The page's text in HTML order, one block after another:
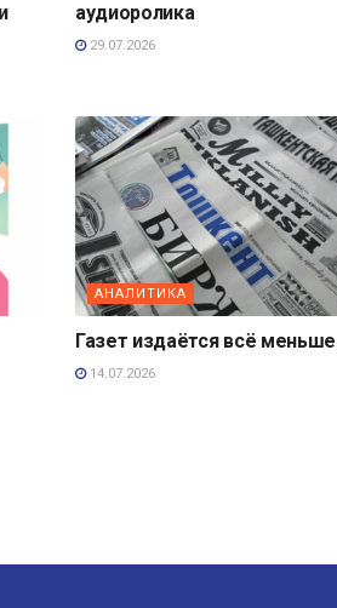
аудиоролика
29.07.2026
АНАЛИТИКА
Газет издаётся всё
14.07.2026